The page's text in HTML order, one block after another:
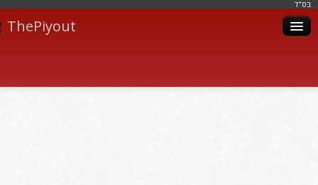
בּס"ד
ThePiyout